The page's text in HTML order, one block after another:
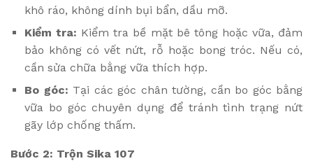
khô ráo, không dính bụi bẩn, dầu mỡ.
Kiểm tra: Kiểm tra bề mặt bê tông hoặc vữa, đảm
bảo không có vết nứt, rỗ hoặc bong tróc. Nếu có,
cần sửa chữa bằng vữa thích hợp.
Bo góc: Tại các góc chân tường, cần bo góc bằng
vữa bo góc chuyên dụng để tránh tình trạng nứt
gãy lớp chống thấm.
Bước 2: Trộn Sika 107